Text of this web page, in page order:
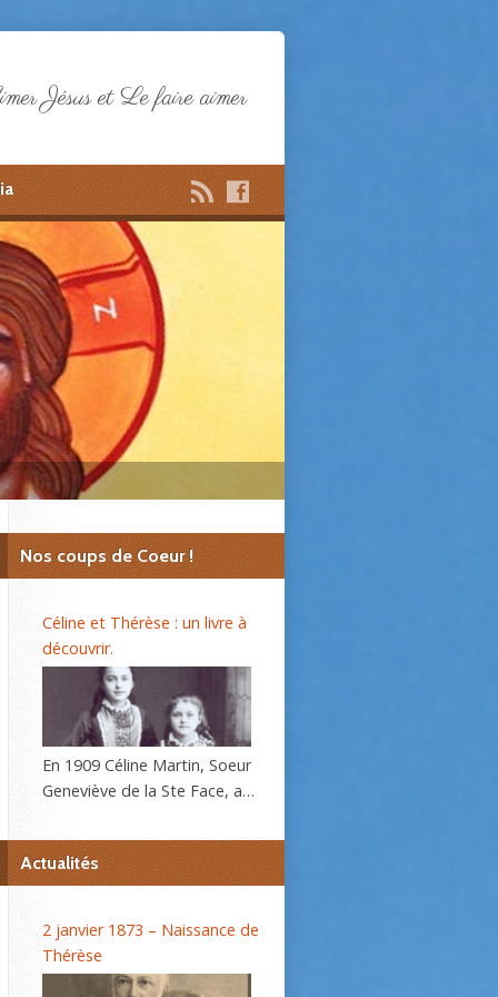
Jésus et Le faire aimer
Nos coups de Coeur !
Céline et Thérèse : un livre à
découvrir.
En 1909 Céline Martin, Soeur
Geneviève de la Ste Face, a
sa sœur Thérèse, l’histoire
d’une âme, se répand dans le
bientôt. C’est alors que la
Prieure du Carmel lui
Actualités
2 janvier 1873 – Naissance de
Thérèse